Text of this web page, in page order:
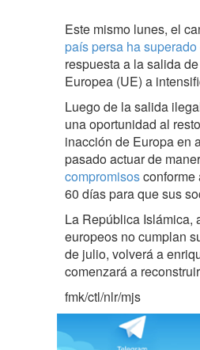
Este mismo lunes, el
país persa ha
respuesta a la salida
Europea (UE) a
Luego de la salida
una oportunidad al
inacción de Europa en
pasado actuar de
compromisosconforme
60 días para que sus
La República Islámica,
europeos no cumplan
de julio, volverá a
comenzará a
fmk/ctl/nlr/mjs